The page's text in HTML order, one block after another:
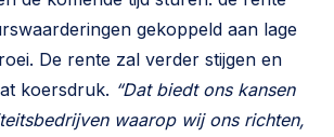
gekoppeld aan lage
De rente zal verder stijgen en
koersdruk. “Dat biedt ons kansen
waarop wij ons richten,